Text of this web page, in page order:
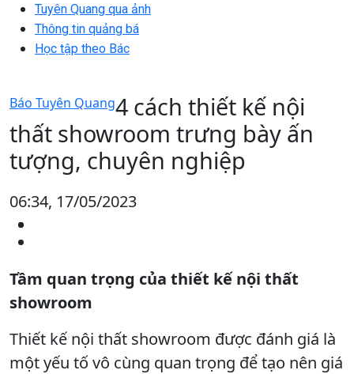
Tuyên Quang qua ảnh
Thông tin quảng bá
Học tập theo Bác
Báo Tuyên Quang4 cách thiết kế nội
thất showroom trưng bày ấn
tượng, chuyên nghiệp
06:34, 17/05/2023
Tầm quan trọng của thiết kế nội thất
showroom
Thiết kế nội thất showroom được đánh giá là
một yếu tố vô cùng quan trọng để tạo nên giá